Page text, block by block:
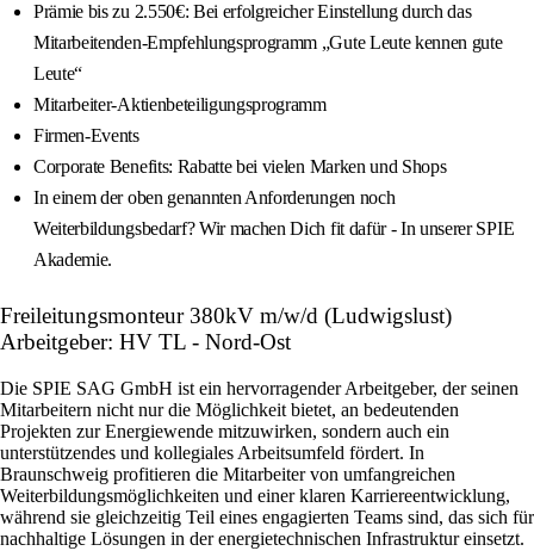
Prämie bis zu 2.550€: Bei erfolgreicher Einstellung durch das
Mitarbeitenden-Empfehlungsprogramm „Gute Leute kennen gute
Leute“
Mitarbeiter-Aktienbeteiligungsprogramm
Firmen-Events
Corporate Benefits: Rabatte bei vielen Marken und Shops
In einem der oben genannten Anforderungen noch
Weiterbildungsbedarf? Wir machen Dich fit dafür - In unserer SPIE
Akademie.
Freileitungsmonteur 380kV m/w/d (Ludwigslust)
Arbeitgeber: HV TL - Nord-Ost
Die SPIE SAG GmbH ist ein hervorragender Arbeitgeber, der seinen
Mitarbeitern nicht nur die Möglichkeit bietet, an bedeutenden
Projekten zur Energiewende mitzuwirken, sondern auch ein
unterstützendes und kollegiales Arbeitsumfeld fördert. In
Braunschweig profitieren die Mitarbeiter von umfangreichen
Weiterbildungsmöglichkeiten und einer klaren Karriereentwicklung,
während sie gleichzeitig Teil eines engagierten Teams sind, das sich für
nachhaltige Lösungen in der energietechnischen Infrastruktur einsetzt.